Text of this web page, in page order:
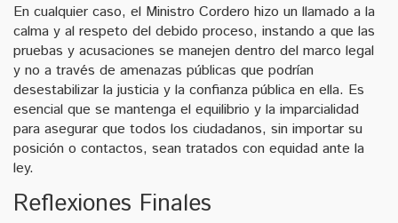
En cualquier caso, el Ministro Cordero hizo un llamado a la
calma y al respeto del debido proceso, instando a que las
pruebas y acusaciones se manejen dentro del marco legal
y no a través de amenazas públicas que podrían
desestabilizar la justicia y la confianza pública en ella. Es
esencial que se mantenga el equilibrio y la imparcialidad
para asegurar que todos los ciudadanos, sin importar su
posición o contactos, sean tratados con equidad ante la
ley.
Reflexiones Finales